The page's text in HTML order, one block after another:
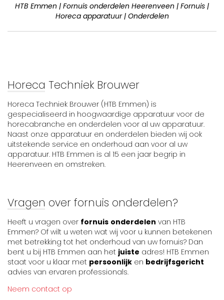
HTB Emmen | Fornuis onderdelen Heerenveen | Fornuis |
Horeca apparatuur | Onderdelen
Horeca Techniek Brouwer
Horeca Techniek Brouwer (HTB Emmen) is
gespecialiseerd in hoogwaardige apparatuur voor de
horecabranche en onderdelen voor al uw apparatuur.
Naast onze apparatuur en onderdelen bieden wij ook
uitstekende service en onderhoud aan voor al uw
apparatuur. HTB Emmen is al 15 een jaar begrip in
Heerenveen en omstreken.
Vragen over fornuis onderdelen?
Heeft u vragen over fornuis onderdelen van HTB
Emmen? Of wilt u weten wat wij voor u kunnen betekenen
met betrekking tot het onderhoud van uw fornuis? Dan
bent u bij HTB Emmen aan het juiste adres! HTB Emmen
staat voor u klaar met persoonlijk en bedrijfsgericht
advies van ervaren professionals.
Neem contact op